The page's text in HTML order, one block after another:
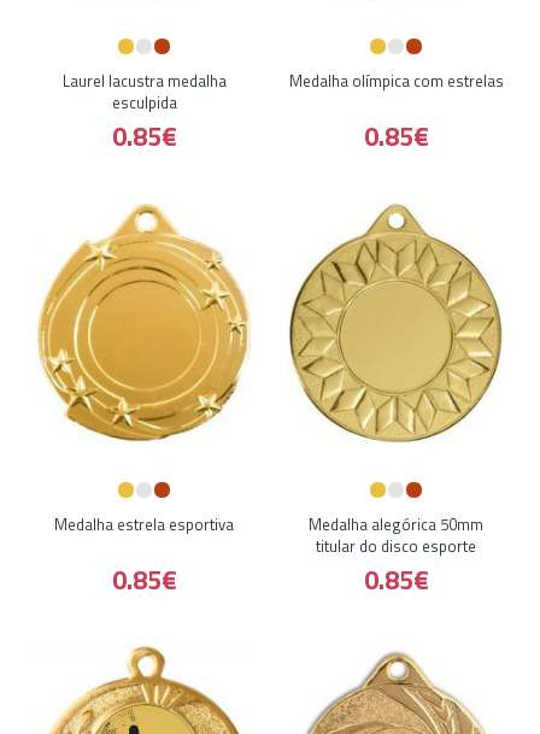
Laurel lacustra medalha
esculpida
0.85€
Medalha olímpica com estrelas
0.85€
Medalha estrela esportiva
0.85€
Medalha alegórica 50mm
titular do disco esporte
0.85€